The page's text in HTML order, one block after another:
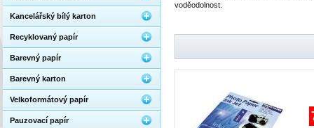
voděodolnost.
Kancelářský bílý karton
Recyklovaný papír
Barevný papír
Barevný karton
Velkoformátový papír
Pauzovací papír